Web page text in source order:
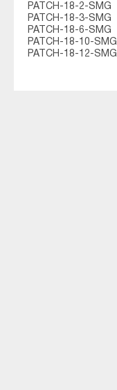
PATCH-18-2-SMG
PATCH-18-3-SMG
PATCH-18-6-SMG
PATCH-18-10-SMG
PATCH-18-12-SMG